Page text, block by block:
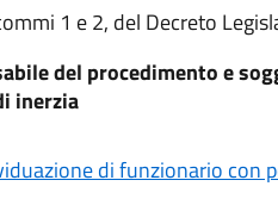
1 e 2, del Decreto
del procedimento e
inerzia
di funzionario con